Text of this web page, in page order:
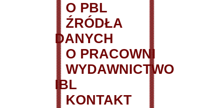
O PBL
ŹRÓDŁA
DANYCH
O PRACOWNI
WYDAWNICTWO
IBL
KONTAKT